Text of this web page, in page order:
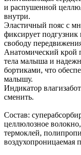
и распушенной
внутри.
Эластичный пояс с
фиксирует
свободу
Анатомический крой
тела малыша и
бортиками, что
малышу.
Индикатор
сменить.
Состав:
целлюлозное
термоклей,
воздухопроницаемая